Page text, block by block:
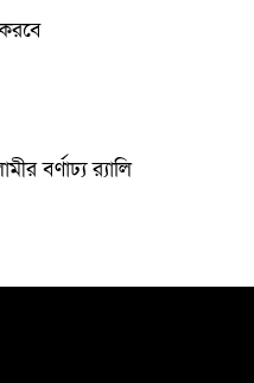
বর্ণাঢ্য র‍্যালি